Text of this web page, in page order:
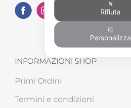
INFORMAZIONI SHOP
Primi Ordini
Termini e condizioni
Rifiuta
Personalizza